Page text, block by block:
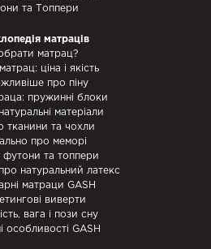
та Топпери
матраців
матрац?
ціна і якість
про піну
пружинні блоки
матеріали
тканини та чохли
про меморі
футони та топпери
натуральний латекс
матраци GASH
виверти
вага і пози сну
особливості GASH